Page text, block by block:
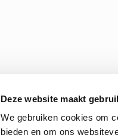
Deze website maakt
We gebruiken cookies om
bieden en om ons